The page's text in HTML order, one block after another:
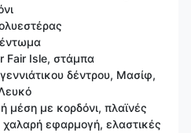
Fair Isle, στάμπα
δέντρου, Μασίφ,
μέση με κορδόνι, πλαϊνές
χαλαρή εφαρμογή, ελαστικές